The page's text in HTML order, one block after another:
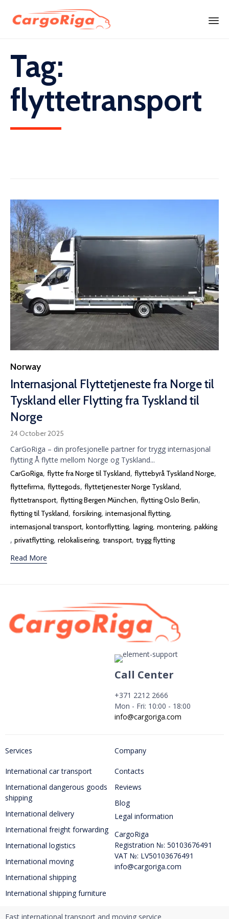
Tag:
flyttetransport
Category
Norway
Internasjonal Flyttetjeneste fra Norge til
Tyskland eller Flytting fra Tyskland til
Norge
24 October 2025
CarGoRiga – din profesjonelle partner for trygg internasjonal
flytting Å flytte mellom Norge og Tyskland...
Tags
CarGoRiga, flytte fra Norge til Tyskland, flyttebyrå Tyskland Norge,
flyttefirma, flyttegods, flyttetjenester Norge Tyskland,
flyttetransport, flytting Bergen München, flytting Oslo Berlin,
flytting til Tyskland, forsikring, internasjonal flytting,
internasjonal transport, kontorflytting, lagring, montering, pakking
, privatflytting, relokalisering, transport, trygg flytting
Read More
Call Center
+371 2212 2666
Mon - Fri: 10:00 - 18:00
info@cargoriga.com
Services
International car transport
International dangerous goods
shipping
International delivery
International freight forwarding
International logistics
International moving
International shipping
International shipping furniture
Company
Contacts
Reviews
Blog
Legal information
CargoRiga
Registration №: 50103676491
VAT №: LV50103676491
info@cargoriga.com
Fast international transport and moving service